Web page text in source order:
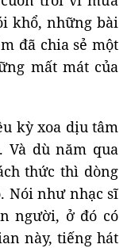
khổ, những bài
đã chia sẻ một
mất mát của
kỳ xoa dịu tâm
Và dù năm qua
thức thì dòng
Nói như nhạc sĩ
người, ở đó có
này, tiếng hát